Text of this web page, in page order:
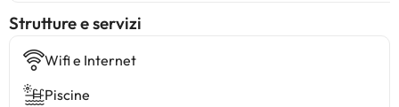
​Strutture e servizi
Wifi e Internet
Piscine